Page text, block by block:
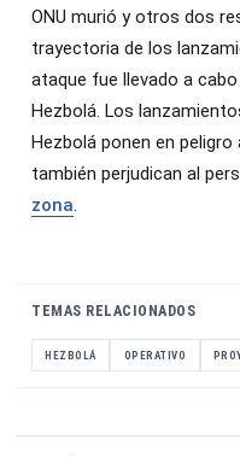
ONU murió y otros dos
trayectoria de los
ataque fue llevado a
Hezbolá. Los
Hezbolá ponen en
también perjudican al
zona.
TEMAS RELACIONADOS
HEZBOLÁ OPERATIVO